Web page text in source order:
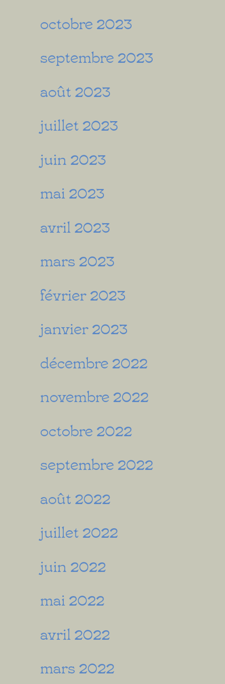
octobre 2023
septembre 2023
août 2023
juillet 2023
juin 2023
mai 2023
avril 2023
mars 2023
février 2023
janvier 2023
décembre 2022
novembre 2022
octobre 2022
septembre 2022
août 2022
juillet 2022
juin 2022
mai 2022
avril 2022
mars 2022